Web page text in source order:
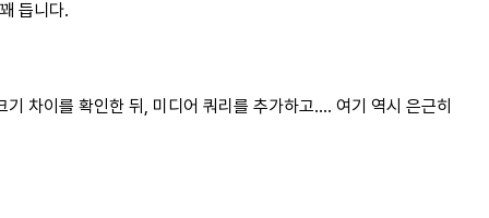
듭니다.
차이를 확인한 뒤, 미디어 쿼리를 추가하고…. 여기 역시 은근히